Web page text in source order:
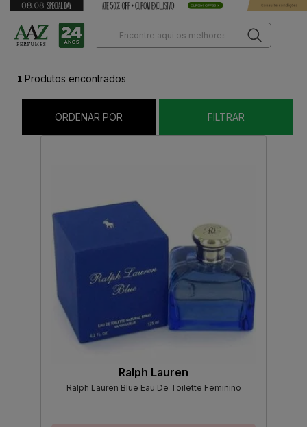
1 Produtos encontrados
ORDENAR POR FILTRAR
Ralph Lauren
Ralph Lauren Blue Eau De Toilette Feminino